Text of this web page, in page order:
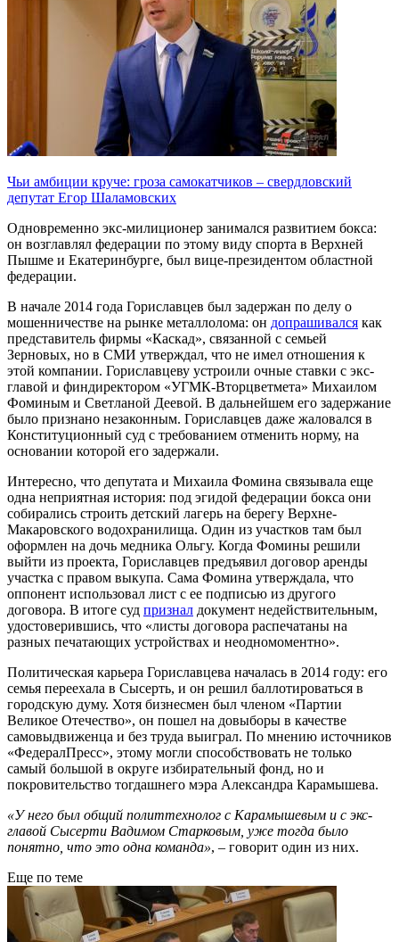
Чьи амбиции круче: гроза самокатчиков – свердловский
депутат Егор Шаламовских
Одновременно экс-милиционер занимался развитием бокса:
он возглавлял федерации по этому виду спорта в Верхней
Пышме и Екатеринбурге, был вице-президентом областной
федерации.
В начале 2014 года Гориславцев был задержан по делу о
мошенничестве на рынке металлолома: он допрашивался как
представитель фирмы «Каскад», связанной с семьей
Зерновых, но в СМИ утверждал, что не имел отношения к
этой компании. Гориславцеву устроили очные ставки с экс-
главой и финдиректором «УГМК-Вторцветмета» Михаилом
Фоминым и Светланой Деевой. В дальнейшем его задержание
было признано незаконным. Гориславцев даже жаловался в
Конституционный суд с требованием отменить норму, на
основании которой его задержали.
Интересно, что депутата и Михаила Фомина связывала еще
одна неприятная история: под эгидой федерации бокса они
собирались строить детский лагерь на берегу Верхне-
Макаровского водохранилища. Один из участков там был
оформлен на дочь медника Ольгу. Когда Фомины решили
выйти из проекта, Гориславцев предъявил договор аренды
участка с правом выкупа. Сама Фомина утверждала, что
оппонент использовал лист с ее подписью из другого
договора. В итоге суд признал документ недействительным,
удостоверившись, что «листы договора распечатаны на
разных печатающих устройствах и неодномоментно».
Политическая карьера Гориславцева началась в 2014 году: его
семья переехала в Сысерть, и он решил баллотироваться в
городскую думу. Хотя бизнесмен был членом «Партии
Великое Отечество», он пошел на довыборы в качестве
самовыдвиженца и без труда выиграл. По мнению источников
«ФедералПресс», этому могли способствовать не только
самый большой в округе избирательный фонд, но и
покровительство тогдашнего мэра Александра Карамышева.
«У него был общий политтехнолог с Карамышевым и с экс-
главой Сысерти Вадимом Старковым, уже тогда было
понятно, что это одна команда», – говорит один из них.
Еще по теме